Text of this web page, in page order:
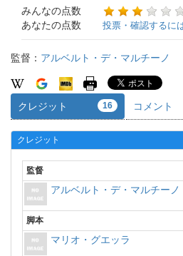
みんなの点数
あなたの点数
投票・確認するに
監督： アルベルト・デ・マルチーノ
クレジット 16 コメント
クレジット
監督
アルベルト・デ・マルチーノ
脚本
マリオ・グエッラ